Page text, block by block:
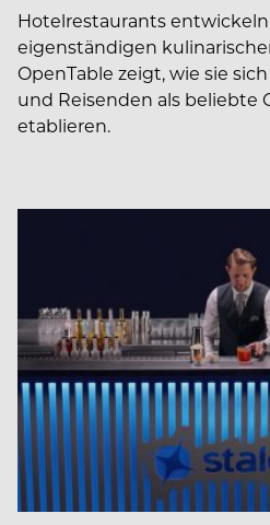
Hotelrestaurants entwickeln
eigenständigen
OpenTable zeigt, wie sie
und Reisenden als beliebte
etablieren.